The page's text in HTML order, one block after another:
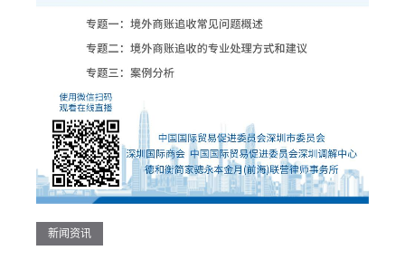
新闻资讯